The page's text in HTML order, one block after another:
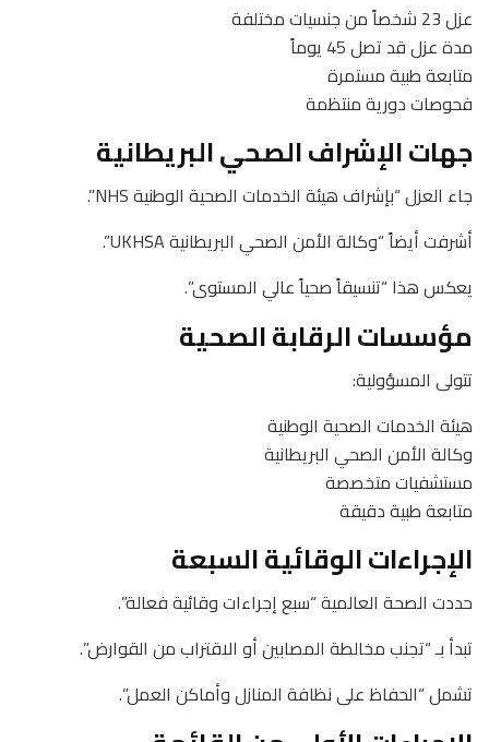
عزل 23 شخصاً من جنسيات مختلفة
مدة عزل قد تصل 45 يوماً
متابعة طبية مستمرة
فحوصات دورية منتظمة
جهات الإشراف الصحي البريطانية
جاء العزل “بإشراف هيئة الخدمات الصحية الوطنية NHS”.
أشرفت أيضاً “وكالة الأمن الصحي البريطانية UKHSA”.
يعكس هذا “تنسيقاً صحياً عالي المستوى”.
مؤسسات الرقابة الصحية
تتولى المسؤولية:
هيئة الخدمات الصحية الوطنية
وكالة الأمن الصحي البريطانية
مستشفيات متخصصة
متابعة طبية دقيقة
الإجراءات الوقائية السبعة
حددت الصحة العالمية “سبع إجراءات وقائية فعالة”.
تبدأ بـ “تجنب مخالطة المصابين أو الاقتراب من القوارض”.
تشمل “الحفاظ على نظافة المنازل وأماكن العمل”.